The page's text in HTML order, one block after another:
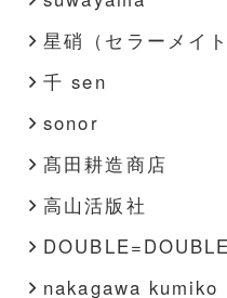
星硝（セラーメイト
千 sen
sonor
髙田耕造商店
高山活版社
nakagawa kumiko